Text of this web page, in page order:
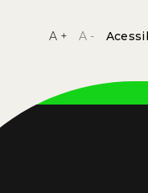
A + A -